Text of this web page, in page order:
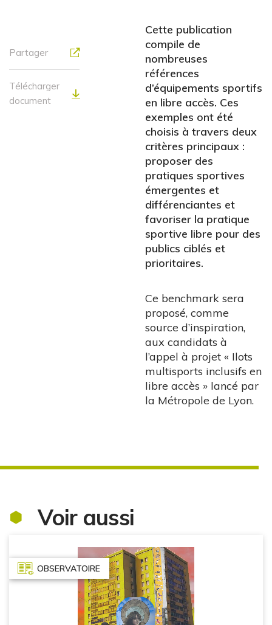
Partager
Télécharger
document
Cette publication
compile de
nombreuses
références
d’équipements sportifs
en libre accès. Ces
exemples ont été
choisis à travers deux
critères principaux :
proposer des
pratiques sportives
émergentes et
différenciantes et
favoriser la pratique
sportive libre pour des
publics ciblés et
prioritaires.
Ce benchmark sera
proposé, comme
source d’inspiration,
aux candidats à
l’appel à projet « Ilots
multisports inclusifs en
libre accès » lancé par
la Métropole de Lyon.
Voir aussi
OBSERVATOIRE